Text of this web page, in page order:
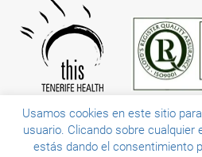
Clínica Bonome cuenta con el certificado
términos establecidos por la
Service
Usamos cookies en este sitio
usuario. Clicando sobre cualquier
estás dando el consentimiento